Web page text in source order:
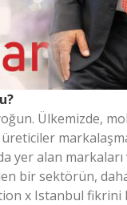
Ülkemizde,
yer alan markaları
bir sektörün,
x Istanbul